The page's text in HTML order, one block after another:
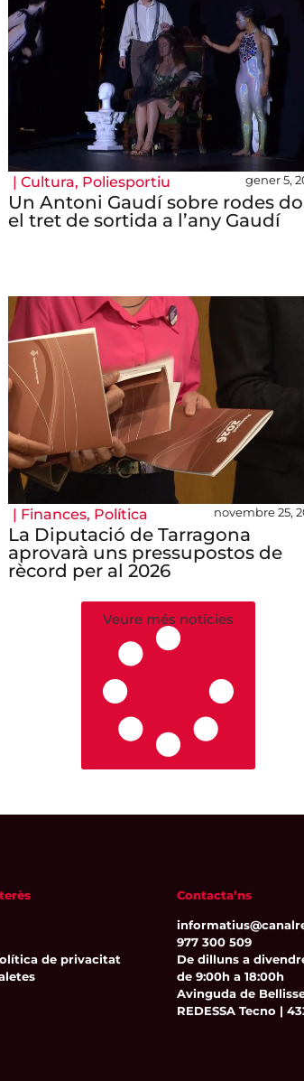
| Cultura, Poliesportiu gener 5,
Un Antoni Gaudí sobre rodes
el tret de sortida a l’any Gaudí
| Finances, Política novembre 25,
La Diputació de Tarragona
aprovarà uns pressupostos de
rècord per al 2026
Veure més notícies
de privacitat
Contacta’ns
977 300 509
De dilluns a
de 9:00h a 18:00h
Avinguda de
REDESSA Tecno |